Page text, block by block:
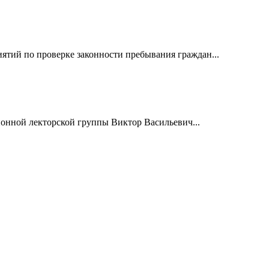
по проверке законности пребывания граждан...
лекторской группы Виктор Васильевич...